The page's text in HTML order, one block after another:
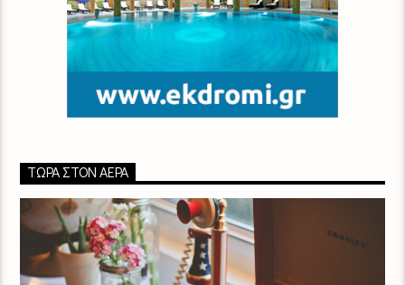
ΤΏΡΑ ΣΤΟΝ ΑΈΡΑ